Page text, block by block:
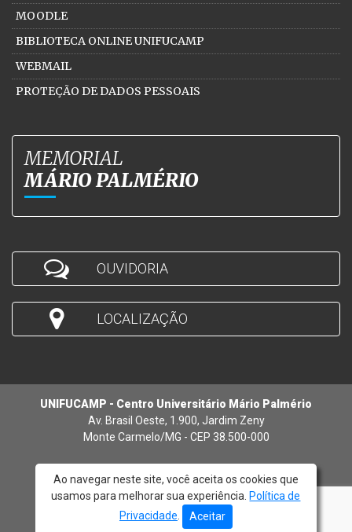
MOODLE
BIBLIOTECA ONLINE UNIFUCAMP
WEBMAIL
PROTEÇÃO DE DADOS PESSOAIS
MEMORIAL
MÁRIO PALMÉRIO
OUVIDORIA
LOCALIZAÇÃO
UNIFUCAMP - Centro Universitário Mário Palmério
Av. Brasil Oeste, 1.900, Jardim Zeny
Monte Carmelo/MG - CEP 38.500-000
© 2026 - UNIFUCAMP
Atendimento:(34) 3842-5272
Ao navegar neste site, você aceita os cookies que
usamos para melhorar sua experiência. Política de
Privacidade. Aceitar